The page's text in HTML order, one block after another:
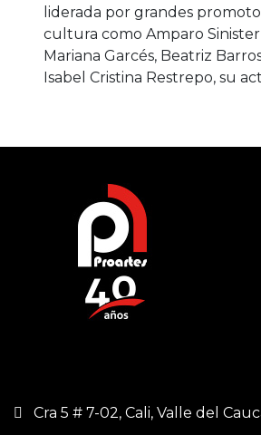
liderada por grandes
cultura como Amparo
Mariana Garcés, Beatriz
Isabel Cristina Restrepo, su
Cra 5 # 7-02, Cali, Valle del